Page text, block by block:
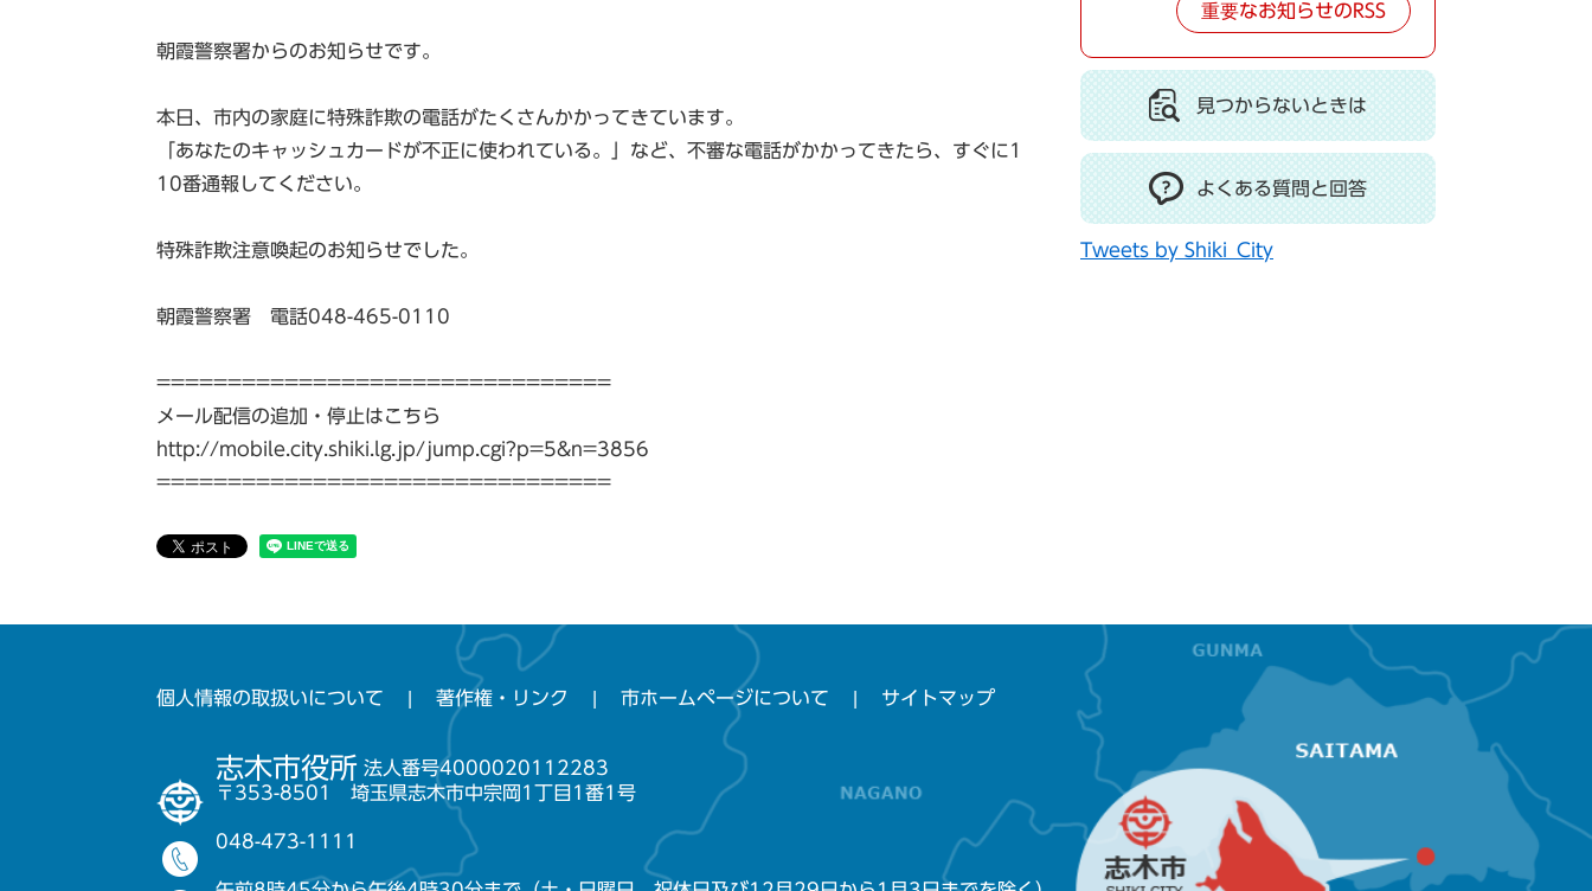
朝霞警察署からのお知らせです。
本日、市内の家庭に特殊詐欺の電話がたくさんかかってきています。
「あなたのキャッシュカードが不正に使われている。」など、不審な電話がかかってきたら、すぐに1
10番通報してください。
特殊詐欺注意喚起のお知らせでした。
朝霞警察署 電話048-465-0110
================================
メール配信の追加・停止はこちら
http://mobile.city.shiki.lg.jp/jump.cgi?p=5&n=3856
================================
重要なお知らせのRSS
見つからないときは
よくある質問と回答
Tweets by Shiki_City
個人情報の取扱いについて 著作権・リンク 市ホームページについて サイトマップ
志木市役所 法人番号4000020112283
〒353-8501 埼玉県志木市中宗岡1丁目1番1号
048-473-1111